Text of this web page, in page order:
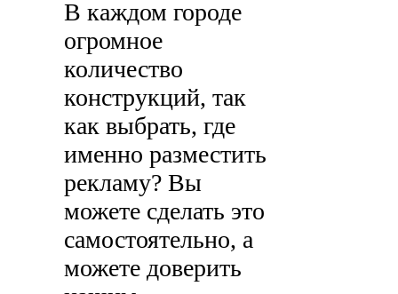
В каждом городе
огромное
количество
конструкций, так
как выбрать, где
именно разместить
рекламу? Вы
можете сделать это
самостоятельно, а
можете доверить